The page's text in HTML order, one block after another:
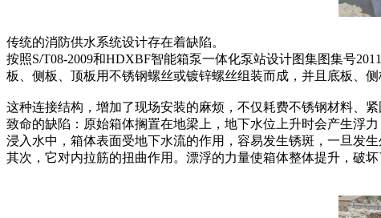
传统的消防供水系统设计存在着缺陷。
按照S/T08-2009和HDXBF智能箱泵一体化泵站设计图集图集号
板、侧板、顶板用不锈钢螺丝或镀锌螺丝组装而成，并且底板、
这种连接结构，增加了现场安装的麻烦，不仅耗费不锈钢材料、
致命的缺陷：原始箱体搁置在地梁上，地下水位上升时会产生浮
浸入水中，箱体表面受地下水流的作用，容易发生锈斑，一旦发生
其次，它对内拉筋的扭曲作用。漂浮的力量使箱体整体提升，破